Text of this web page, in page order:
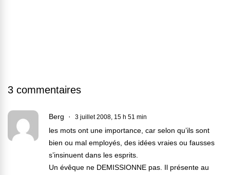
3 commentaires
Berg 3 juillet 2008, 15 h 51 min
les mots ont une importance, car selon qu’ils sont
bien ou mal employés, des idées vraies ou fausses
s’insinuent dans les esprits.
Un évêque ne DEMISSIONNE pas. Il présente au